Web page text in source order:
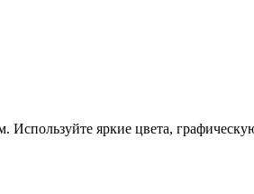
яркие цвета,